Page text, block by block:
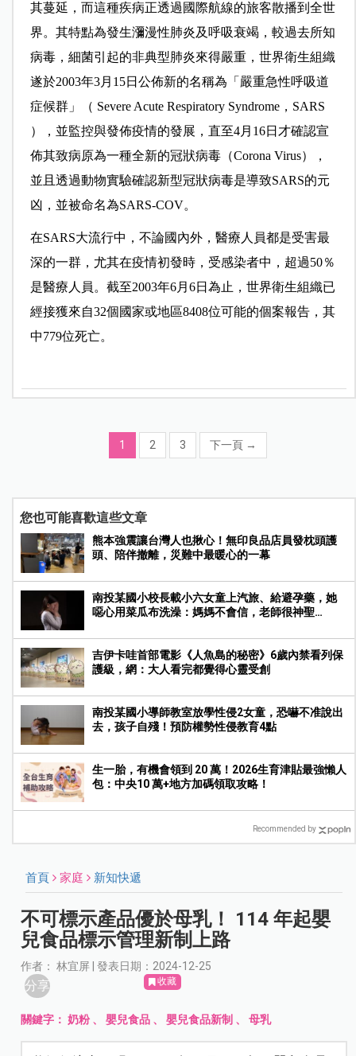
其蔓延，而這種疾病正透過國際航線的旅客散播到全世
界。其特點為發生瀰漫性肺炎及呼吸衰竭，較過去所知
病毒，細菌引起的非典型肺炎來得嚴重，世界衛生組織
遂於2003年3月15日公佈新的名稱為「嚴重急性呼吸道
症候群」（ Severe Acute Respiratory Syndrome，SARS
），並監控與發佈疫情的發展，直至4月16日才確認宣
佈其致病原為一種全新的冠狀病毒（Corona Virus），
並且透過動物實驗確認新型冠狀病毒是導致SARS的元
凶，並被命名為SARS-COV。
在SARS大流行中，不論國內外，醫療人員都是受害最
深的一群，尤其在疫情初發時，受感染者中，超過50％
是醫療人員。截至2003年6月6日為止，世界衛生組織已
經接獲來自32個國家或地區8408位可能的個案報告，其
中779位死亡。
1 2 3 下一頁 →
您也可能喜歡這些文章
熊本強震讓台灣人也揪心！無印良品店員發枕頭護
頭、陪伴撤離，災難中最暖心的一幕
南投某國小校長載小六女童上汽旅、給避孕藥，她
噁心用菜瓜布洗澡：媽媽不會信，老師很神聖…
吉伊卡哇首部電影《人魚島的秘密》6歲內禁看列保
護級，網：大人看完都覺得心靈受創
南投某國小導師教室放學性侵2女童，恐嚇不准說出
去，孩子自殘！預防權勢性侵教育4點
生一胎，有機會領到 20 萬！2026生育津貼最強懶人
包：中央10 萬+地方加碼領取攻略！
Recommended by
首頁 家庭 新知快遞
不可標示產品優於母乳！ 114 年起嬰
兒食品標示管理新制上路
作者： 林宜屏 | 發表日期：2024-12-25
分享 收藏
關鍵字：奶粉、嬰兒食品 、嬰兒食品新制 、母乳